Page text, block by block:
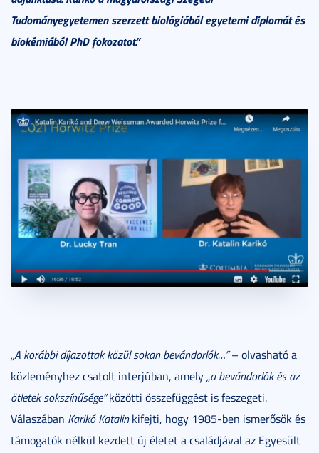
Tudományegyetemen szerzett biológiából egyetemi diplomát és
biokémiából PhD fokozatot.”
„A korábbi díjazottak közül sokan bevándorlók…”– olvasható a
közleményhez csatolt interjúban, amely„a bevándorlók és az
ötletek sokszínűsége”közötti összefüggést is feszegeti.
Válaszában Karikó Katalinkifejti, hogy 1985-ben ismerősök és
támogatók nélkül kezdett új életet a családjával az Egyesült